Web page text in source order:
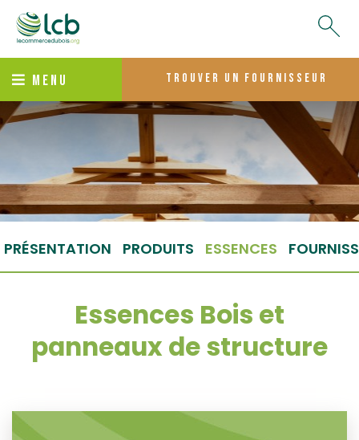
MENU trouver un fournisseur
PRÉSENTATION PRODUITS ESSENCES
Essences Bois et
panneaux de structure